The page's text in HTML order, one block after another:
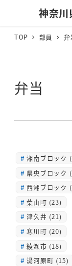
神奈
TOP 部員 弁
弁当
湘南ブロック
県央ブロック
西湘ブロック
葉山町 (23)
津久井 (21)
寒川町 (20)
綾瀬市 (18)
湯河原町 (15)